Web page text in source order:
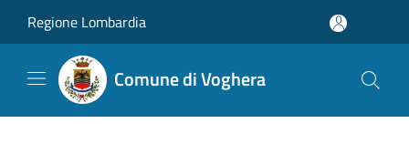
Regione Lombardia
Comune di Voghera